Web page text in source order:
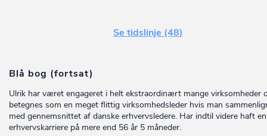
Se tidslinje (48)
Blå bog (fortsat)
Ulrik har været engageret i helt ekstraordinært mange virksomheder
betegnes som en meget flittig virksomhedsleder hvis man
med gennemsnittet af danske erhvervsledere. Har indtil videre haft en
erhvervskarriere på mere end 56 år 5 måneder.